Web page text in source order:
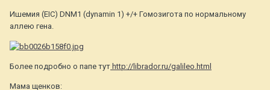
Ишемия (EIC) DNM1 (dynamin 1) +/+ Гомозигота по нормальному
аллею гена.
Более подробно о папе тут http://librador.ru/galileo.html
Мама щенков: